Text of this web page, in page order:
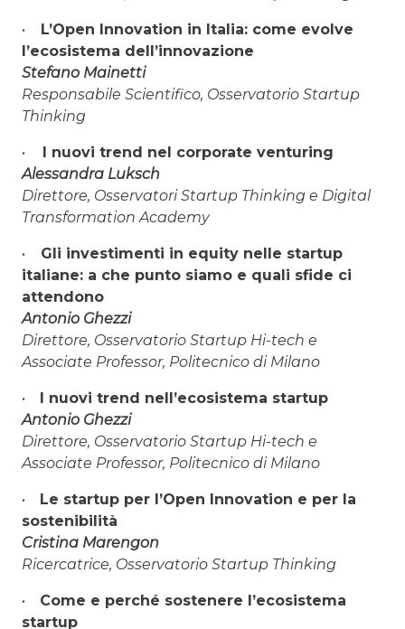
•
L’Open Innovation in Italia: come evolve
l’ecosistema dell’innovazione
Stefano Mainetti
Responsabile Scientifico, Osservatorio Startup
Thinking
•
I nuovi trend nel corporate venturing
Alessandra Luksch
Direttore, Osservatori Startup Thinking e Digital
Transformation Academy
•
Gli investimenti in equity nelle startup
italiane: a che punto siamo e quali sfide ci
attendono
Antonio Ghezzi
Direttore, Osservatorio Startup Hi-tech e
Associate Professor, Politecnico di Milano
• I nuovi trend nell’ecosistema startup
Antonio Ghezzi
Direttore, Osservatorio Startup Hi-tech e
Associate Professor, Politecnico di Milano
• Le startup per l’Open Innovation e per la
sostenibilità
Cristina Marengon
Ricercatrice, Osservatorio Startup Thinking
• Come e perché sostenere l’ecosistema
startup